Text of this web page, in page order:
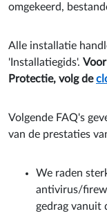
omgekeerd,
Alle installatie
'Installatiegids'.
Protectie, volg de
Volgende FAQ's
van de prestaties
We raden
antivirus/
gedrag vanuit